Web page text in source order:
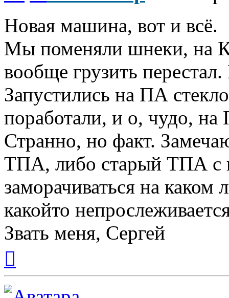
Новая машина, вот и всё.
Мы поменяли шнеки, на
вообще грузить
Запустились на ПА
поработали, и о, чудо,
Странно, но факт.
ТПА, либо старый ТПА с
заморачиваться на каком
какойто
Звать меня, Сергей
началу